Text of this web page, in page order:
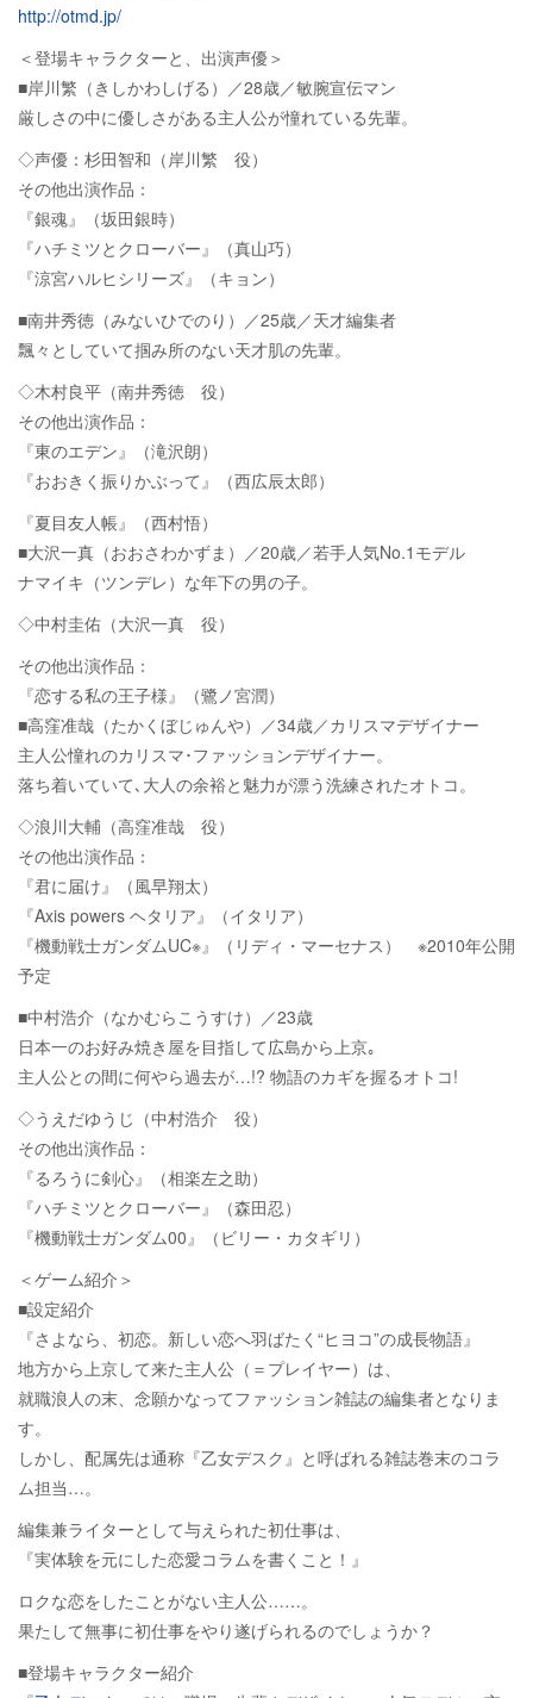
http://otmd.jp/
＜登場キャラクターと、出演声優＞
■岸川繁（きしかわしげる）／28歳／敏腕宣伝マン
厳しさの中に優しさがある主人公が憧れている先輩。
◇声優：杉田智和（岸川繁 役）
その他出演作品：
『銀魂』（坂田銀時）
『ハチミツとクローバー』（真山巧）
『涼宮ハルヒシリーズ』（キョン）
■南井秀徳（みないひでのり）／25歳／天才編集者
飄々としていて掴み所のない天才肌の先輩。
◇木村良平（南井秀徳 役）
その他出演作品：
『東のエデン』（滝沢朗）
『おおきく振りかぶって』（西広辰太郎）
『夏目友人帳』（西村悟）
■大沢一真（おおさわかずま）／20歳／若手人気No.1モデル
ナマイキ（ツンデレ）な年下の男の子。
◇中村圭佑（大沢一真 役）
その他出演作品：
『恋する私の王子様』（鷺ノ宮潤）
■高窪准哉（たかくぼじゅんや）／34歳／カリスマデザイナー
主人公憧れのカリスマ･ファッションデザイナー。
落ち着いていて､大人の余裕と魅力が漂う洗練されたオトコ。
◇浪川大輔（高窪准哉 役）
その他出演作品：
『君に届け』（風早翔太）
『Axis powers ヘタリア』（イタリア）
『機動戦士ガンダムUC※』（リディ・マーセナス） ※2010年公開
予定
■中村浩介（なかむらこうすけ）／23歳
日本一のお好み焼き屋を目指して広島から上京｡
主人公との間に何やら過去が…!? 物語のカギを握るオトコ!
◇うえだゆうじ（中村浩介 役）
その他出演作品：
『るろうに剣心』（相楽左之助）
『ハチミツとクローバー』（森田忍）
『機動戦士ガンダム00』（ビリー・カタギリ）
＜ゲーム紹介＞
■設定紹介
『さよなら、初恋。新しい恋へ羽ばたく“ヒヨコ”の成長物語』
地方から上京して来た主人公（＝プレイヤー）は、
就職浪人の末、念願かなってファッション雑誌の編集者となりま
す。
しかし、配属先は通称『乙女デスク』と呼ばれる雑誌巻末のコラ
ム担当…。
編集兼ライターとして与えられた初仕事は、
『実体験を元にした恋愛コラムを書くこと！』
ロクな恋をしたことがない主人公……。
果たして無事に初仕事をやり遂げられるのでしょうか？
■登場キャラクター紹介